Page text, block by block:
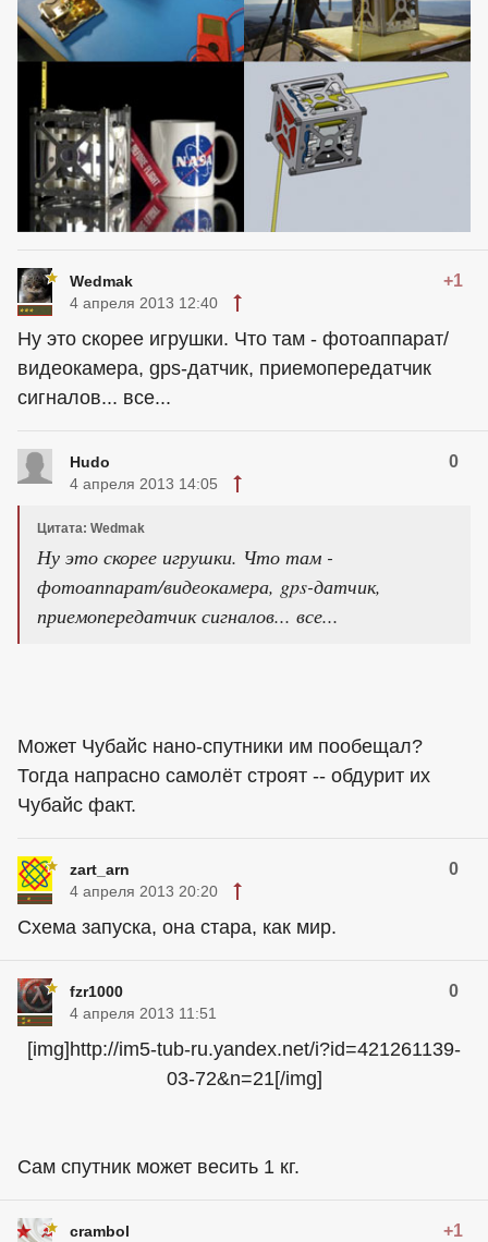
Wedmak +1
4 апреля 2013 12:40
Ну это скорее игрушки. Что там - фотоаппарат/
видеокамера, gps-датчик, приемопередатчик
сигналов... все...
Hudo 0
4 апреля 2013 14:05
Цитата: Wedmak
Ну это скорее игрушки. Что там -
фотоаппарат/видеокамера, gps-датчик,
приемопередатчик сигналов... все...
Может Чубайс нано-спутники им пообещал?
Тогда напрасно самолёт строят -- обдурит их
Чубайс факт.
zart_arn 0
4 апреля 2013 20:20
Схема запуска, она стара, как мир.
fzr1000 0
4 апреля 2013 11:51
[img]http://im5-tub-ru.yandex.net/i?id=421261139-
03-72&n=21[/img]
Сам спутник может весить 1 кг.
crambol +1